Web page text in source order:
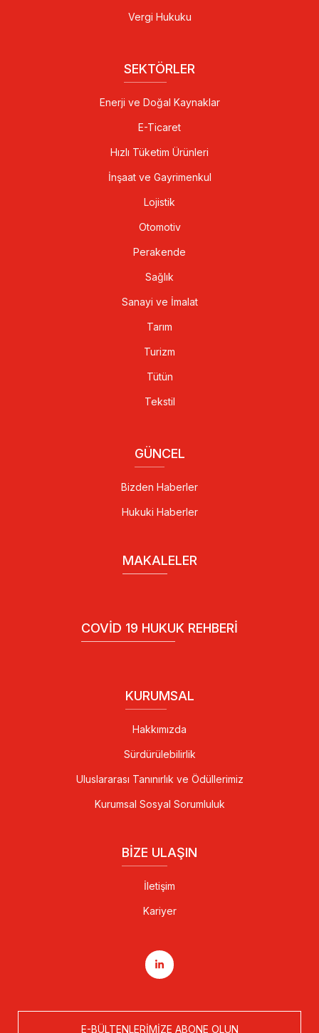
Vergi Hukuku
SEKTÖRLER
Enerji ve Doğal Kaynaklar
E-Ticaret
Hızlı Tüketim Ürünleri
İnşaat ve Gayrimenkul
Lojistik
Otomotiv
Perakende
Sağlık
Sanayi ve İmalat
Tarım
Turizm
Tütün
Tekstil
GÜNCEL
Bizden Haberler
Hukuki Haberler
MAKALELER
COVID 19 HUKUK REHBERI
KURUMSAL
Hakkımızda
Sürdürülebilirlik
Uluslararası Tanınırlık ve Ödüllerimiz
Kurumsal Sosyal Sorumluluk
BIZE ULAŞIN
İletişim
Kariyer
E-BÜLTENLERIMIZE ABONE OLUN